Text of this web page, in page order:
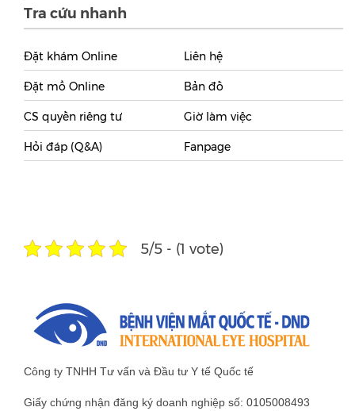
Tra cứu nhanh
Đặt khám Online
Đặt mổ Online
CS quyền riêng tư
Hỏi đáp (Q&A)
Liên hệ
Bản đồ
Giờ làm việc
Fanpage
5/5 - (1 vote)
Công ty TNHH Tư vấn và Đầu tư Y tế Quốc tế
Giấy chứng nhận đăng ký doanh nghiệp số: 0105008493